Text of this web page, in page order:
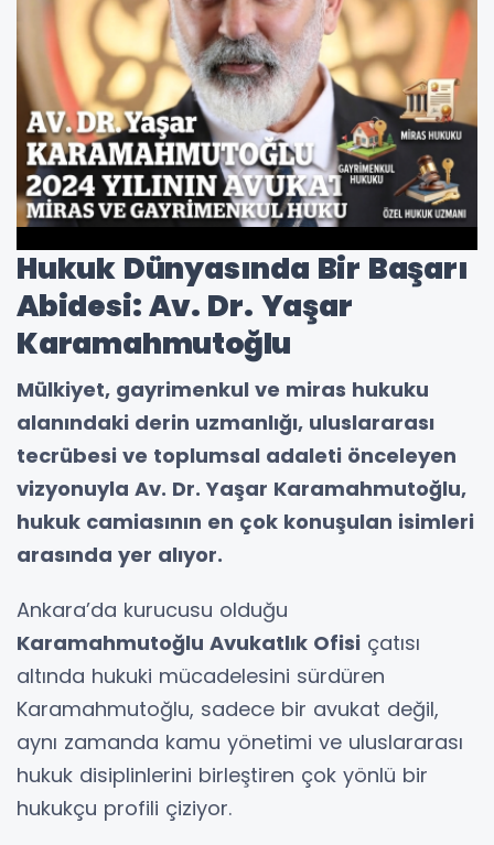
Hukuk Dünyasında Bir Başarı
Abidesi: Av. Dr. Yaşar
Karamahmutoğlu
Mülkiyet, gayrimenkul ve miras hukuku
alanındaki derin uzmanlığı, uluslararası
tecrübesi ve toplumsal adaleti önceleyen
vizyonuyla Av. Dr. Yaşar Karamahmutoğlu,
hukuk camiasının en çok konuşulan isimleri
arasında yer alıyor.
Ankara’da kurucusu olduğu
Karamahmutoğlu Avukatlık Ofisi çatısı
altında hukuki mücadelesini sürdüren
Karamahmutoğlu, sadece bir avukat değil,
aynı zamanda kamu yönetimi ve uluslararası
hukuk disiplinlerini birleştiren çok yönlü bir
hukukçu profili çiziyor.